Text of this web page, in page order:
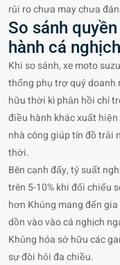
rủi ro chưa may chưa
So sánh
hành cá
Khi so sánh, xe moto
thống phụ trợ quý
hữu thời kì phản hồi chỉ
điều hành khác xuất
nhà công giúp tín đồ trải
thời.
Bên cạnh đấy, tỷ suất
trên 5-10% khi đối chiếu
hơn Khủng mang đến
dồn vào vào cá nghịch
Khủng hóa sở hữu các
sự đòi hỏi đa chiều.